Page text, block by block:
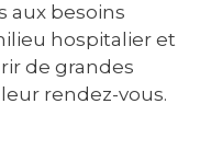
aux besoins
hospitalier et
de grandes
rendez-vous.